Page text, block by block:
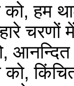
को, हम
आनन्दित